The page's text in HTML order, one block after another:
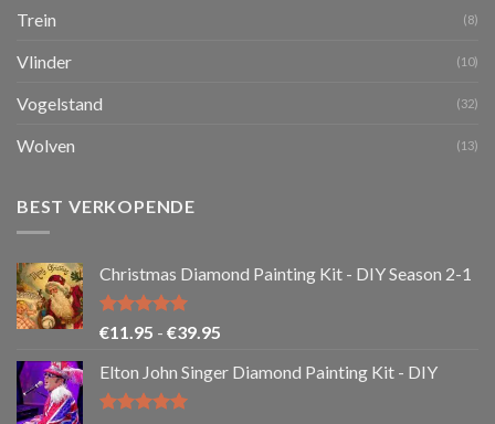
Trein (8)
Vlinder (10)
Vogelstand (32)
Wolven (13)
BEST VERKOPENDE
Christmas Diamond Painting Kit - DIY Season 2-1
Gewaardeerd
€11.95 - €39.95
tot
Elton John Singer Diamond Painting Kit - DIY